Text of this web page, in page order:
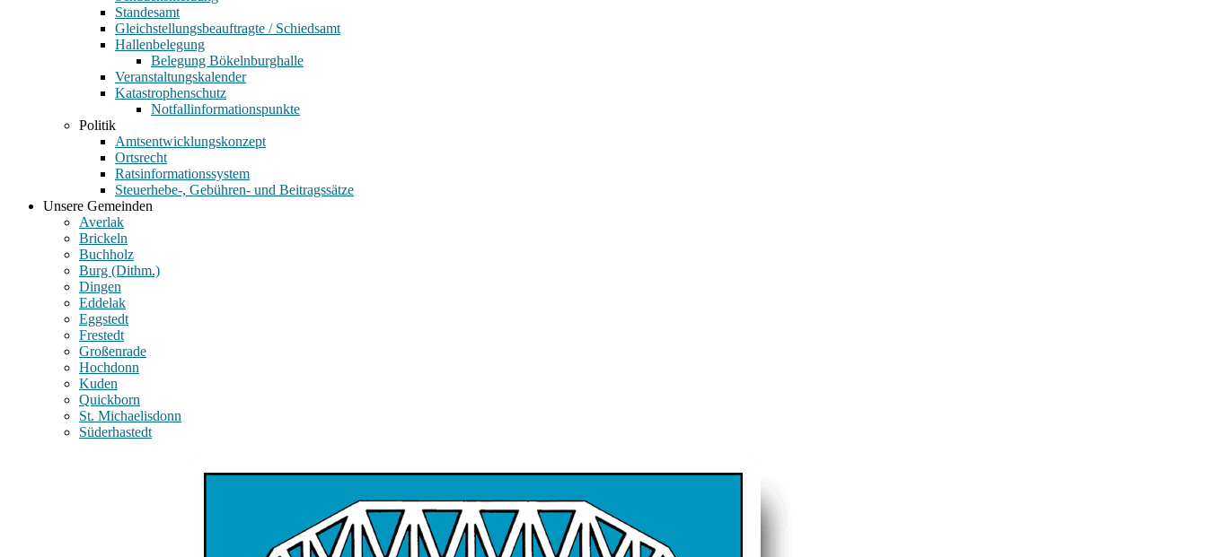
Standesamt
Gleichstellungsbeauftragte / Schiedsamt
Hallenbelegung
Belegung Bökelnburghalle
Veranstaltungskalender
Katastrophenschutz
Notfallinformationspunkte
Politik
Amtsentwicklungskonzept
Ortsrecht
Ratsinformationssystem
Steuerhebe-, Gebühren- und Beitragssätze
Unsere Gemeinden
Averlak
Brickeln
Buchholz
Burg (Dithm.)
Dingen
Eddelak
Eggstedt
Frestedt
Großenrade
Hochdonn
Kuden
Quickborn
St. Michaelisdonn
Süderhastedt